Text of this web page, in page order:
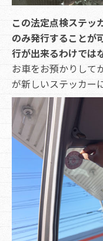
この法定点検ステッ
のみ発行することが
行が出来るわけでは
お車をお預かりして
が新しいステッカー